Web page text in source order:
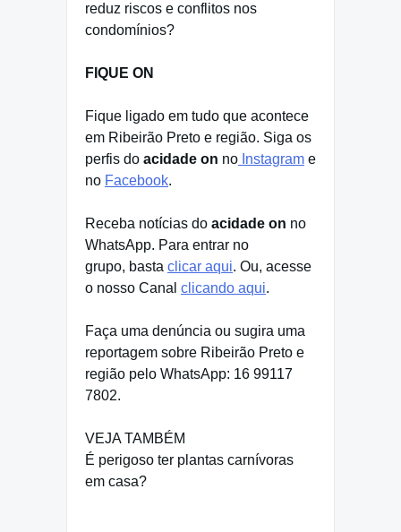
reduz riscos e conflitos nos
condomínios?
FIQUE ON
Fique ligado em tudo que acontece
em Ribeirão Preto e região. Siga os
perfis do acidade on no Instagram e
no Facebook.
Receba notícias do acidade on no
WhatsApp. Para entrar no
grupo, basta clicar aqui. Ou, acesse
o nosso Canal clicando aqui.
Faça uma denúncia ou sugira uma
reportagem sobre Ribeirão Preto e
região pelo WhatsApp: 16 99117
7802.
VEJA TAMBÉM
É perigoso ter plantas carnívoras
em casa?